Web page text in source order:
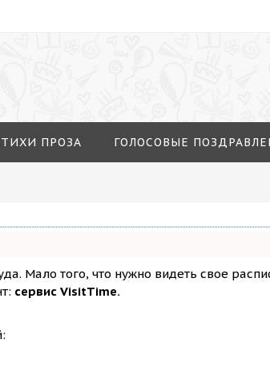
ПРОЗА ГОЛОСОВЫЕ
Мало того, что нужно видеть свое
сервис VisitTime.